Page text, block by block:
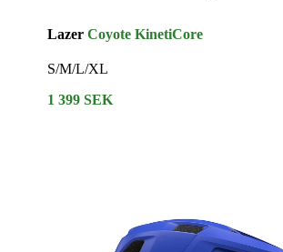
LazerCoyote KinetiCore
S/M/L/XL
1 399 SEK